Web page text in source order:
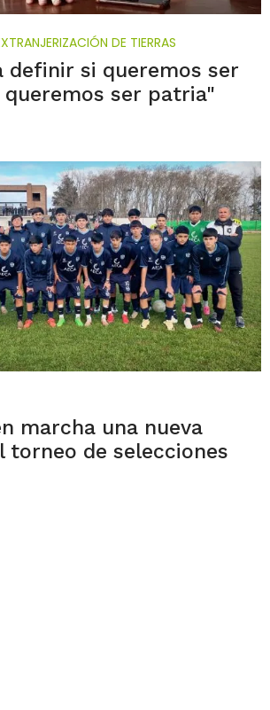
DE TIERRAS
definir si queremos ser
ser patria"
marcha una nueva
torneo de selecciones